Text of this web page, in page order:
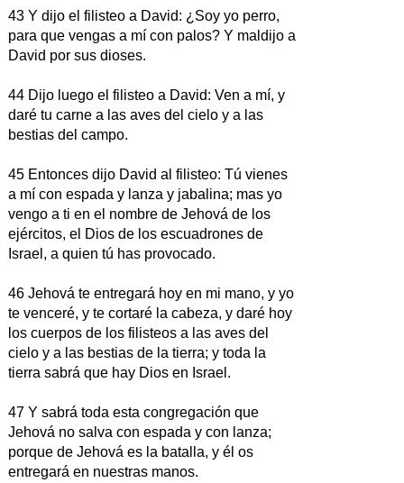
43 Y dijo el filisteo a David: ¿Soy yo perro,
para que vengas a mí con palos? Y maldijo a
David por sus dioses.
44 Dijo luego el filisteo a David: Ven a mí, y
daré tu carne a las aves del cielo y a las
bestias del campo.
45 Entonces dijo David al filisteo: Tú vienes
a mí con espada y lanza y jabalina; mas yo
vengo a ti en el nombre de Jehová de los
ejércitos, el Dios de los escuadrones de
Israel, a quien tú has provocado.
46 Jehová te entregará hoy en mi mano, y yo
te venceré, y te cortaré la cabeza, y daré hoy
los cuerpos de los filisteos a las aves del
cielo y a las bestias de la tierra; y toda la
tierra sabrá que hay Dios en Israel.
47 Y sabrá toda esta congregación que
Jehová no salva con espada y con lanza;
porque de Jehová es la batalla, y él os
entregará en nuestras manos.